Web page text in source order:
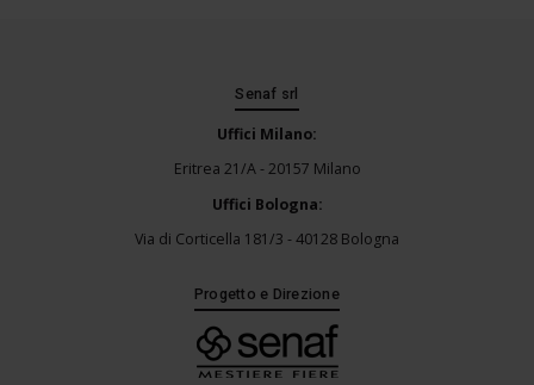
Senaf srl
Uffici Milano:
Eritrea 21/A - 20157 Milano
Uffici Bologna:
Via di Corticella 181/3 - 40128 Bologna
Progetto e Direzione